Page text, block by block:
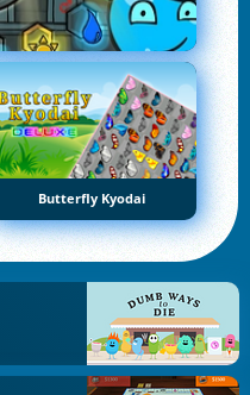
Butterfly Kyodai